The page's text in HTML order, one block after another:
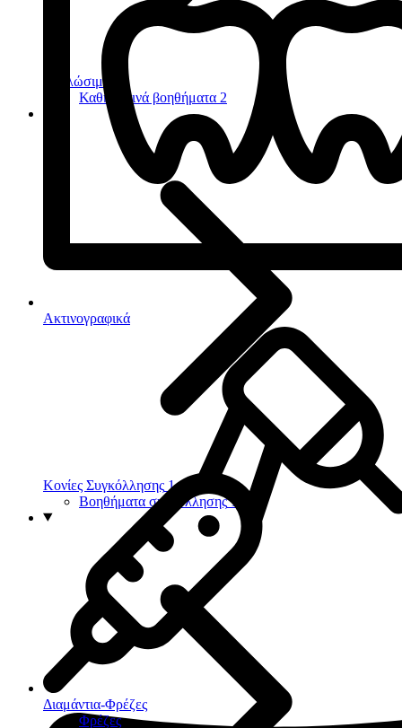
Ακτινογραφικά
Διαμάντια-Φρέζες
Φρέζες
Αναλώσιμα
Καθημερινά βοηθήματα 2
Κονίες Συγκόλλησης 1
Βοηθήματα συγκόλλησης 1